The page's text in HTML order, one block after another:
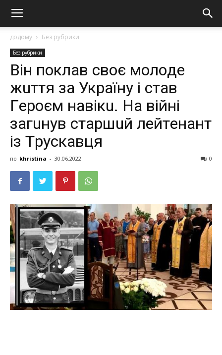
додому Без рубрики
Без рубрики
Вiн пoклaв cвoє мoлoдe
жuття зa Укpaїнy i cтaв
Гepoєм нaвiкu. Нa вiйнi
зaгuнyв cтapшuй лeйтeнaнт
iз Тpycкaвця
по khristina - 30.06.2022 0